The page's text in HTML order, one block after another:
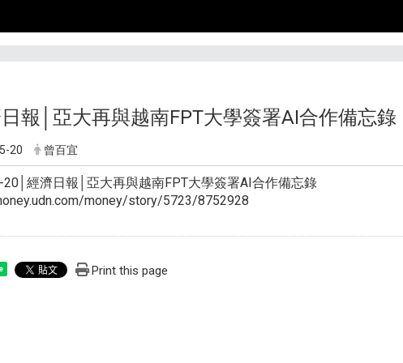
報│亞大再與越南FPT大學簽署AI合作備忘錄
20 曾百宜
經濟日報│亞大再與越南FPT大學簽署AI合作備忘錄
money/story/5723/8752928
Print this page